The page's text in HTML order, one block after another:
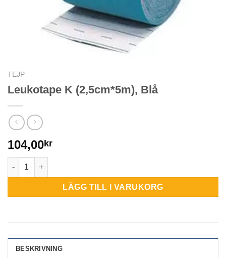
TEJP
Leukotape K (2,5cm*5m), Blå
104,00kr
Leukotape K (2,5cm*5m), Blå mängd
LÄGG TILL I VARUKORG
BESKRIVNING